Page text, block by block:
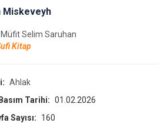
Miskeveyh
Müfit Selim Saruhan
Kitap
Ahlak
Tarihi: 01.02.2026
Sayısı:
160